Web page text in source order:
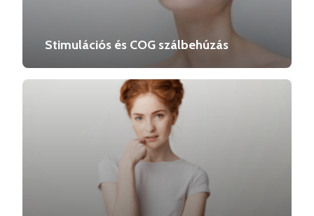
Stimulációs és COG szálbehúzás